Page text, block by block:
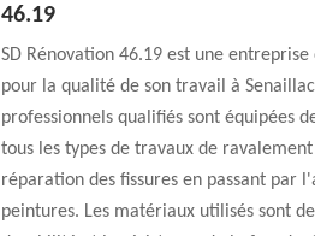
46.19
SD Rénovation 46.19 est une
pour la qualité de son travail à
professionnels qualifiés sont équipées
tous les types de travaux de
réparation des fissures en passant par
peintures. Les matériaux utilisés sont